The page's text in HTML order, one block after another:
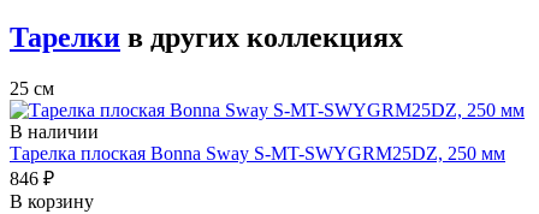
Тарелки в других коллекциях
25 см
В наличии
Тарелка плоская Bonna Sway S-MT-SWYGRM25DZ, 250 мм
846 ₽
В корзину